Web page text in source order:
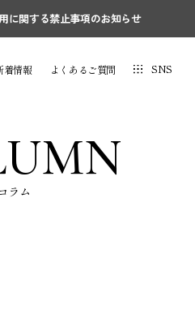
に関する禁止事項のお知らせ
着情報 よくあるご質問 SNS
コラム